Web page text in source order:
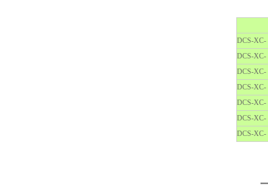
DCS-XC-
DCS-XC-
DCS-XC-
DCS-XC-
DCS-XC-
DCS-XC-
DCS-XC-